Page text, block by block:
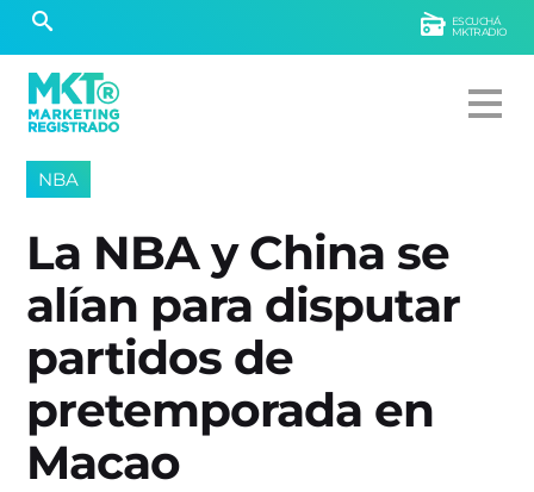
ESCUCHÁ
MKTRADIO
NBA
La NBA y China se
alían para disputar
partidos de
pretemporada en
Macao